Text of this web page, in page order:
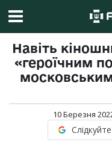
Навіть
«героїчним
10 Березня